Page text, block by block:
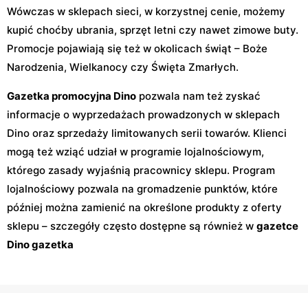
Wówczas w sklepach sieci, w korzystnej cenie, możemy
kupić choćby ubrania, sprzęt letni czy nawet zimowe buty.
Promocje pojawiają się też w okolicach świąt – Boże
Narodzenia, Wielkanocy czy Święta Zmarłych.
Gazetka promocyjna Dino pozwala nam też zyskać
informacje o wyprzedażach prowadzonych w sklepach
Dino oraz sprzedaży limitowanych serii towarów. Klienci
mogą też wziąć udział w programie lojalnościowym,
którego zasady wyjaśnią pracownicy sklepu. Program
lojalnościowy pozwala na gromadzenie punktów, które
później można zamienić na określone produkty z oferty
sklepu – szczegóły często dostępne są również w gazetce
Dino gazetka